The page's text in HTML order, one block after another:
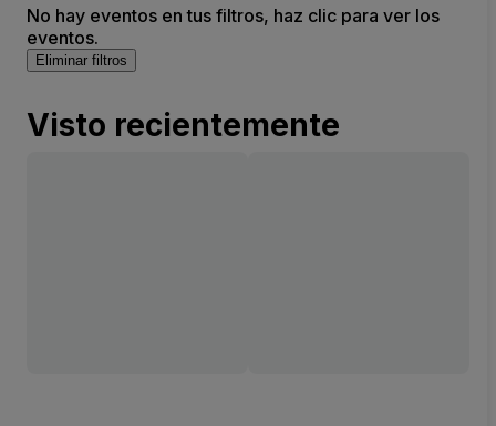
No hay eventos en tus filtros, haz clic para ver los
eventos.
Eliminar filtros
Visto recientemente